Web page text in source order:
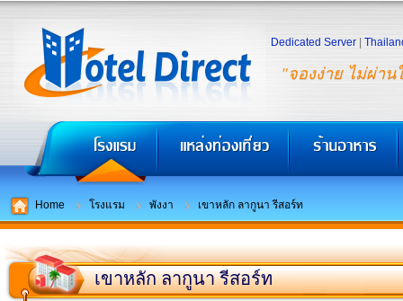
"จองง่าย ไม่ผ่าน
Dedicated Server
Home โรงแรม พังงา เขาหลัก ลากูนา รีสอร์ท
เขาหลัก ลากูนา รีสอร์ท